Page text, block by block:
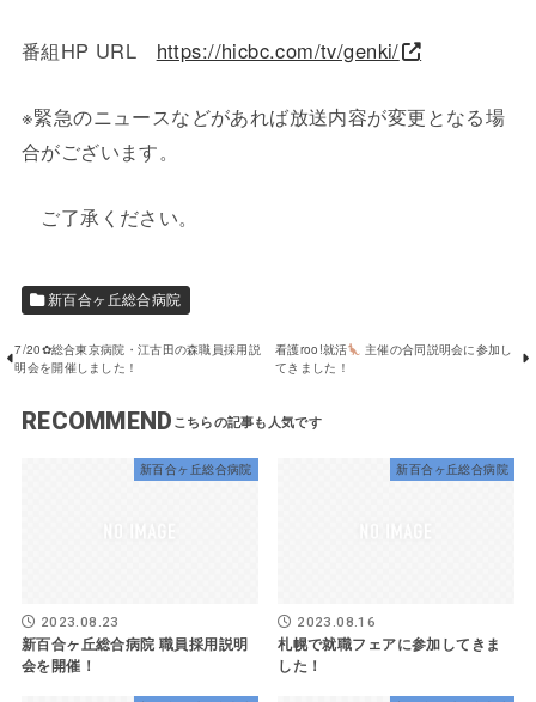
番組HP URL https://hicbc.com/tv/genki/
※緊急のニュースなどがあれば放送内容が変更となる場
合がございます。
ご了承ください。
新百合ヶ丘総合病院
7/20✿総合東京病院・江古田の森職員採用説
明会を開催しました！
看護roo!就活
主催の合同説明会に参加し
てきました！
RECOMMEND
新百合ヶ丘総合病院
2023.08.23
新百合ヶ丘総合病院 職員採用説明
会を開催！
新百合ヶ丘総合病院
2023.08.16
札幌で就職フェアに参加してきま
した！